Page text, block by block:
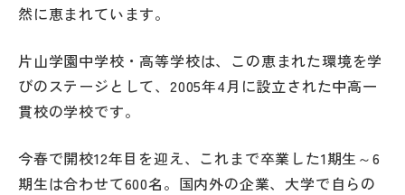
説明会・イベント情報
よみもの
学校からのお知らせ
学校HP最新情報
然に恵まれています。
片山学園中学校・高等学校は、この恵まれた環境を学
びのステージとして、2005年4月に設立された中高一
貫校の学校です。
今春で開校12年目を迎え、これまで卒業した1期生～6
期生は合わせて600名。国内外の企業、大学で自らの